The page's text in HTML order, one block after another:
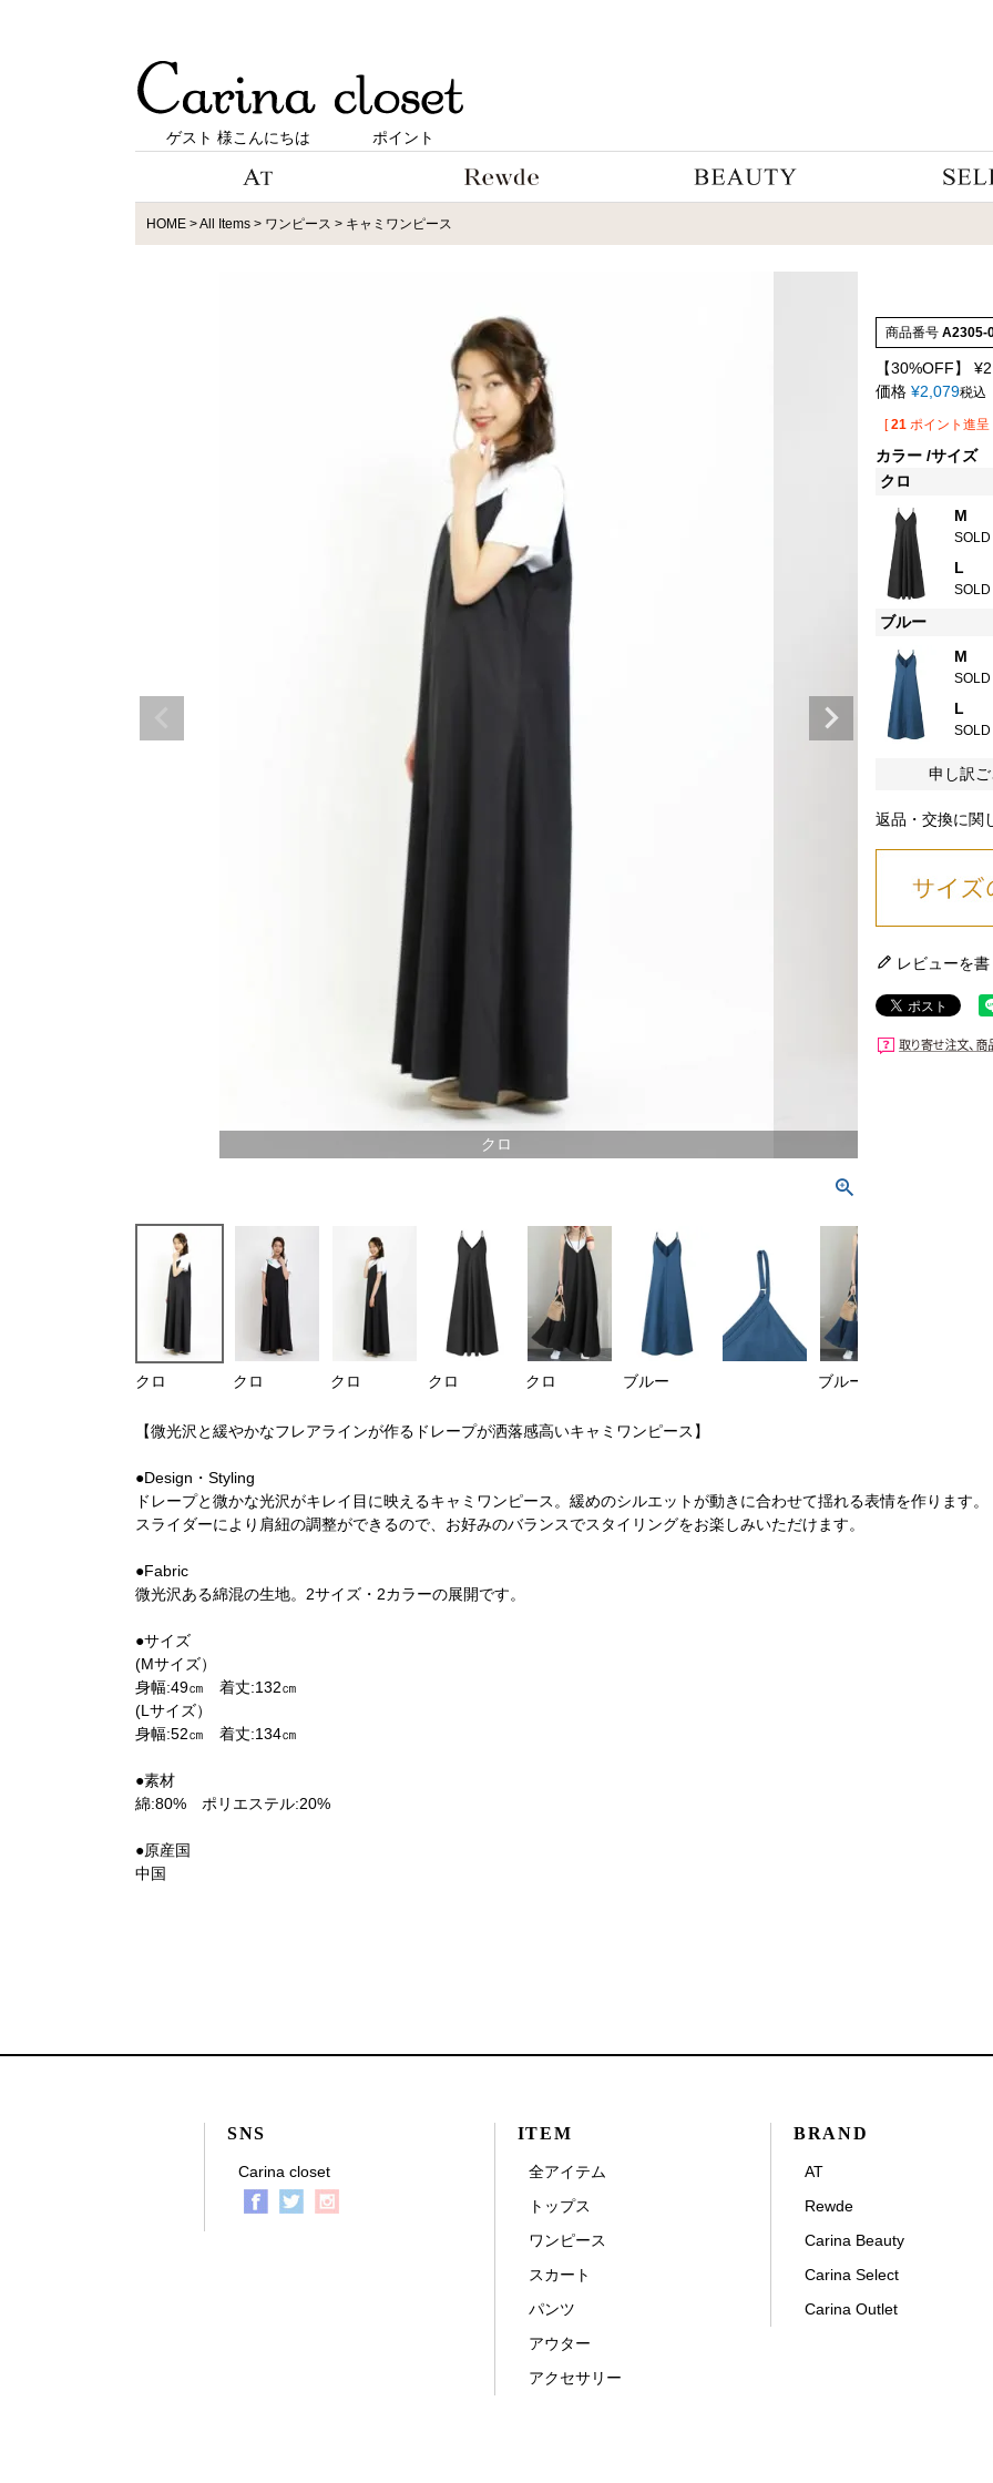
ゲスト 様こんにちは ポイント
HOME All Items ワンピース キャミワンピース
クロ
クロ クロ クロ クロ クロ ブルー ブルー
商品番号 A2305-
【30%OFF】 ¥
価格 ¥2,079税込
[ 21 ポイント進呈
カラー サイズ
クロ
M
L
ブルー
M
L
申し訳
返品・交換に関
レビューを書
【微光沢と緩やかなフレアラインが作るドレープが洒落感高いキャミワンピース】
●Design・Styling
ドレープと微かな光沢がキレイ目に映えるキャミワンピース。緩めのシルエットが動きに合わせて揺れる表情を作ります。
スライダーにより肩紐の調整ができるので、お好みのバランスでスタイリングをお楽しみいただけます。
●Fabric
微光沢ある綿混の生地。2サイズ・2カラーの展開です。
●サイズ
(Mサイズ）
身幅:49㎝ 着丈:132㎝
(Lサイズ）
身幅:52㎝ 着丈:134㎝
●素材
綿:80% ポリエステル:20%
●原産国
中国
SNS
Carina closet
ITEM
全アイテム
トップス
ワンピース
スカート
パンツ
アウター
アクセサリー
BRAND
AT
Rewde
Carina Beauty
Carina Select
Carina Outlet